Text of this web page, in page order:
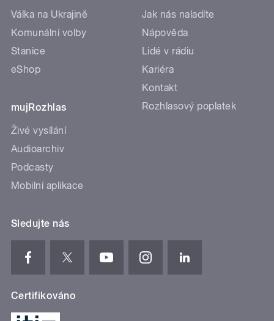
Válka na Ukrajině
Komunální volby
Stanice
eShop
mujRozhlas
Živé vysílání
Audioarchiv
Podcasty
Mobilní aplikace
Jak nás naladíte
Nápověda
Lidé v rádiu
Kariéra
Kontakt
Rozhlasový poplatek
Sledujte nás
Certifikováno